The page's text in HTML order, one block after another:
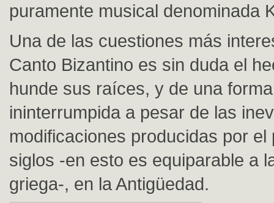
puramente musical denominada
Una de las cuestiones más
Canto Bizantino es sin duda el
hunde sus raíces, y de una forma
ininterrumpida a pesar de las
modificaciones producidas por el
siglos -en esto es equiparable a
griega-, en la Antigüedad.